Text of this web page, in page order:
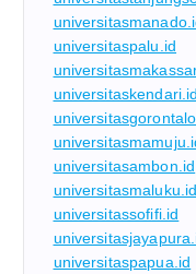
universitaspalu.id
universitaskendari.id
universitasambon.id
universitasmaluku.id
universitassofifi.id
universitaspapua.id